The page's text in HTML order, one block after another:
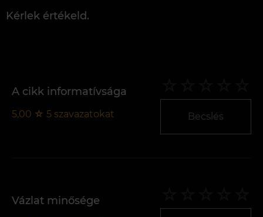
Kérlek értékeld.
A cikk informatívsága
5,00 ☆ 5 szavazatokat Becslés
Vázlat minősége